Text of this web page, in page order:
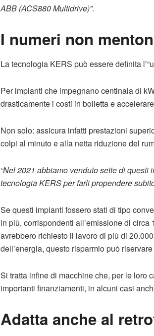
ABB (ACS880 Multidrive)”.
I numeri non
La tecnologia KERS può essere definita
Per impianti che impegnano centinaia di
drasticamente i costi in bolletta e
Non solo: assicura infatti prestazioni
colpi al minuto e alla netta riduzione del
“Nel 2021 abbiamo venduto sette di
tecnologia KERS per farli propendere
Se questi impianti fossero stati di tipo
in più, corrispondenti all’emissione di circa
avrebbero richiesto il lavoro di più di
dell’energia, questo risparmio può
Si tratta infine di macchine che, per le loro
importanti finanziamenti, in alcuni casi
Adatta anche al